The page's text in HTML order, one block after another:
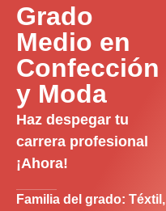
Grado
Medio en
Confección
y Moda
Haz despegar tu
carrera profesional
¡Ahora!
Familia del grado: Téxtil,